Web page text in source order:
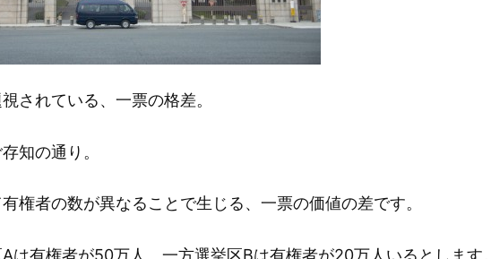
されている、一票の格差。
知の通り。
権者の数が異なることで生じる、一票の価値の差です。
は有権者が50万人、一方選挙区Bは有権者が20万人いるとします。